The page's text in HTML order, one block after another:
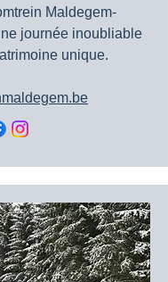
Maldegem-
journée inoubliable
unique.